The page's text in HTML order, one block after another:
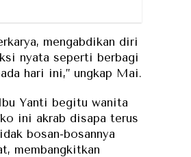
mengabdikan diri
nyata seperti berbagi
hari ini,’’ ungkap Mai.
Yanti begitu wanita
ini akrab disapa terus
bosan-bosannya
membangkitkan